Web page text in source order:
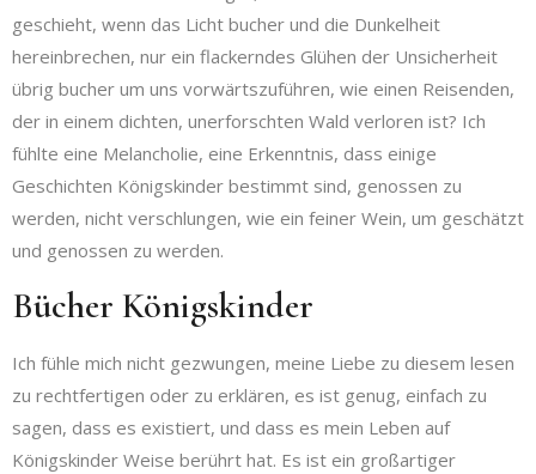
geschieht, wenn das Licht bucher und die Dunkelheit
hereinbrechen, nur ein flackerndes Glühen der Unsicherheit
übrig bucher um uns vorwärtszuführen, wie einen Reisenden,
der in einem dichten, unerforschten Wald verloren ist? Ich
fühlte eine Melancholie, eine Erkenntnis, dass einige
Geschichten Königskinder bestimmt sind, genossen zu
werden, nicht verschlungen, wie ein feiner Wein, um geschätzt
und genossen zu werden.
Bücher Königskinder
Ich fühle mich nicht gezwungen, meine Liebe zu diesem lesen
zu rechtfertigen oder zu erklären, es ist genug, einfach zu
sagen, dass es existiert, und dass es mein Leben auf
Königskinder Weise berührt hat. Es ist ein großartiger